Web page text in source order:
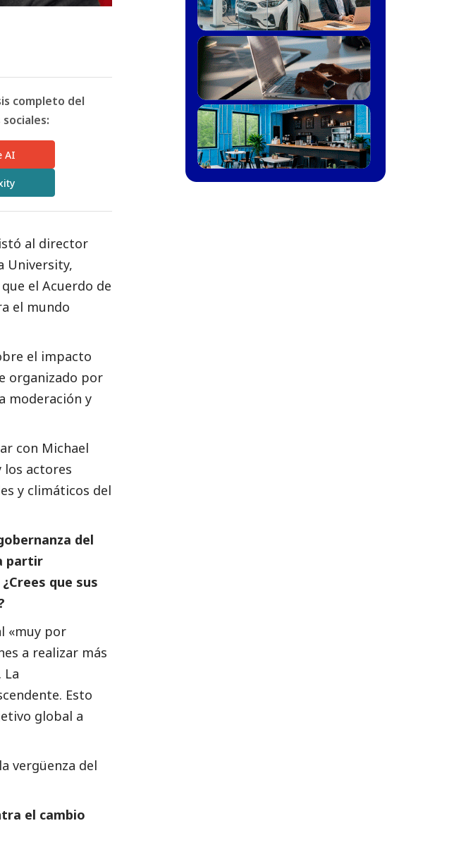
completo del
AI
al director
University,
el Acuerdo de
el mundo
el impacto
organizado por
moderación y
con Michael
los actores
y climáticos del
del
partir
que sus
«muy por
a realizar más
La
Esto
global a
vergüenza del
el cambio